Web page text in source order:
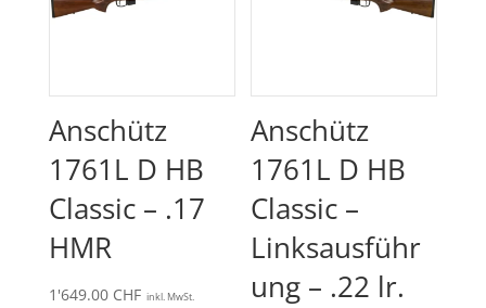
Anschütz
1761L D HB
Classic – .17
HMR
1'649.00 CHF inkl. MwSt.
Anschütz
1761L D HB
Classic –
Linksausführ
ung – .22 lr.